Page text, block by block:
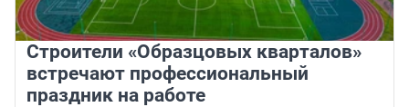
Строители «Образцовых кварталов»
встречают профессиональный
праздник на работе